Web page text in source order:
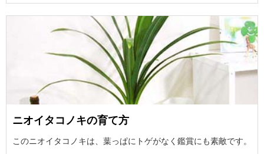
ニオイタコノキの育て方
このニオイタコノキは、葉っぱにトゲがなく鑑賞にも素敵です。